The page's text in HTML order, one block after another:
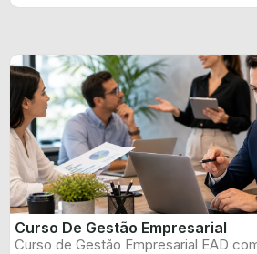
Curso De Gestão Empresarial
Curso de Gestão Empresarial EAD